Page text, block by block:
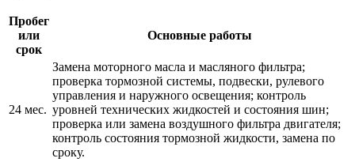
Пробег
или
срок
Основные работы
24 мес.
Замена моторного масла и масляного фильтра;
проверка тормозной системы, подвески, рулевого
управления и наружного освещения; контроль
уровней технических жидкостей и состояния шин;
проверка или замена воздушного фильтра двигателя;
контроль состояния тормозной жидкости, замена по
сроку.